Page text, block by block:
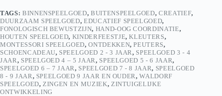
TAGS: BINNENSPEELGOED, BUITENSPEELGOED,CREATIEF,
DUURZAAM SPEELGOED,EDUCATIEF SPEELGOED,
FONOLOGISCH BEWUSTZIJN, HAND-OOG COORDINATIE,
HOUTEN SPEELGOED, KINDERFEESTJE,KLEUTERS,
MONTESSORI SPEELGOED,ONTDEKKEN,PEUTERS,
SCHOENCADEAU, SPEELGOED 2 - 3 JAAR, SPEELGOED 3 - 4
JAAR , SPEELGOED 4 – 5 JAAR , SPEELGOED 5 - 6 JAAR,
SPEELGOED 6 – 7 JAAR , SPEELGOED 7 - 8 JAAR, SPEELGOED
8 - 9 JAAR , SPEELGOED 9 JAAR EN OUDER,WALDORF
SPEELGOED, ZINGEN EN MUZIEK, ZINTUIGELIJKE
ONTWIKKELING